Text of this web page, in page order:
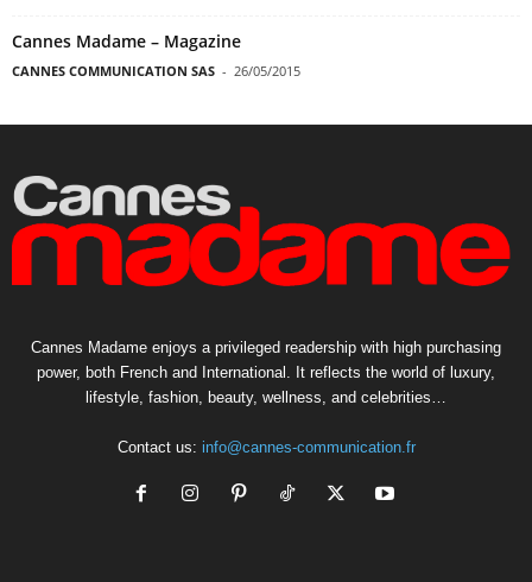
Cannes Madame – Magazine
CANNES COMMUNICATION SAS - 26/05/2015
Cannes Madame enjoys a privileged readership with high purchasing
power, both French and International. It reflects the world of luxury,
lifestyle, fashion, beauty, wellness, and celebrities…
Contact us: info@cannes-communication.fr